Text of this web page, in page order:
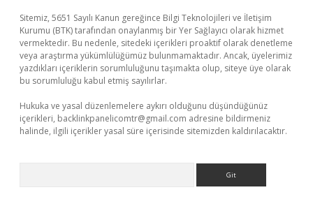
Sitemiz, 5651 Sayılı Kanun gereğince Bilgi Teknolojileri ve İletişim
Kurumu (BTK) tarafından onaylanmış bir Yer Sağlayıcı olarak hizmet
vermektedir. Bu nedenle, sitedeki içerikleri proaktif olarak denetleme
veya araştırma yükümlülüğümüz bulunmamaktadır. Ancak, üyelerimiz
yazdıkları içeriklerin sorumluluğunu taşımakta olup, siteye üye olarak
bu sorumluluğu kabul etmiş sayılırlar.
Hukuka ve yasal düzenlemelere aykırı olduğunu düşündüğünüz
içerikleri, backlinkpanelicomtr@gmail.com adresine bildirmeniz
halinde, ilgili içerikler yasal süre içerisinde sitemizden kaldırılacaktır.